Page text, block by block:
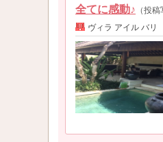
全てに感動♪ （投稿
ヴィラ アイル バリ